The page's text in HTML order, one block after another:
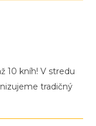
10 kníh! V stredu
tradičný